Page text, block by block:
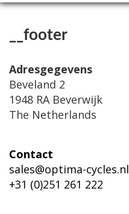
__footer
Adresgegevens
Beveland 2
1948 RA Beverwijk
The Netherlands
Contact
sales@optima-cycles.nl
+31 (0)251 261 222